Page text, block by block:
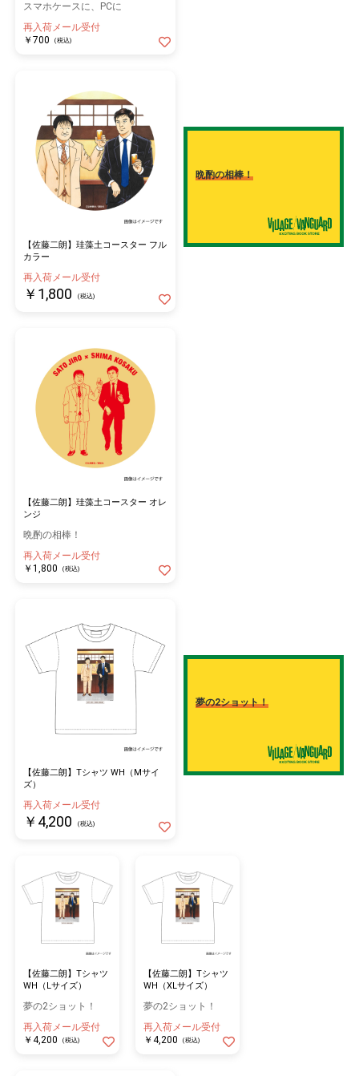
スマホケースに、PCに
再入荷メール受付
￥700
(税込)
【佐藤二朗】珪藻土コースター フル
カラー
再入荷メール受付
￥1,800 (税込)
晩酌の相棒！
【佐藤二朗】珪藻土コースター オレ
ンジ
晩酌の相棒！
再入荷メール受付
￥1,800
(税込)
【佐藤二朗】Tシャツ WH（Mサイ
ズ）
再入荷メール受付
￥4,200 (税込)
夢の2ショット！
【佐藤二朗】Tシャツ
WH（Lサイズ）
夢の2ショット！
再入荷メール受付
￥4,200
(税込)
【佐藤二朗】Tシャツ
WH（XLサイズ）
夢の2ショット！
再入荷メール受付
￥4,200
(税込)